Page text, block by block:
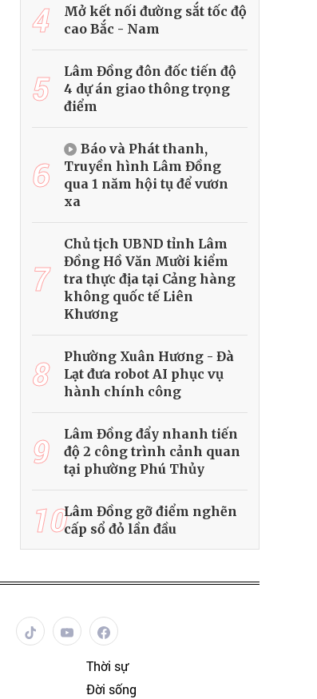
4
Mở kết nối đường sắt tốc độ
cao Bắc - Nam
5
Lâm Đồng đôn đốc tiến độ
4 dự án giao thông trọng
điểm
6
Báo và Phát thanh,
Truyền hình Lâm Đồng
qua 1 năm hội tụ để vươn
xa
7
Chủ tịch UBND tỉnh Lâm
Đồng Hồ Văn Mười kiểm
tra thực địa tại Cảng hàng
không quốc tế Liên
Khương
8
Phường Xuân Hương - Đà
Lạt đưa robot AI phục vụ
hành chính công
9
Lâm Đồng đẩy nhanh tiến
độ 2 công trình cảnh quan
tại phường Phú Thủy
10Lâm Đồng gỡ điểm nghẽn
cấp sổ đỏ lần đầu
Thời sự
Đời sống